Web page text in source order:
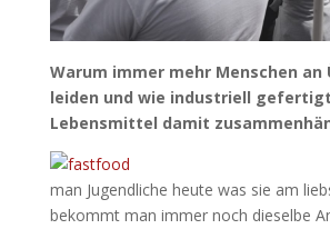
Warum immer mehr Menschen an
leiden und wie industriell
Lebensmittel damit
man Jugendliche heute was sie am
bekommt man immer noch dieselbe